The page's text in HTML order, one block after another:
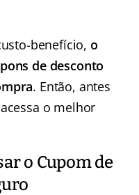
benefício, o
de desconto
. Então, antes
o melhor
o Cupom de